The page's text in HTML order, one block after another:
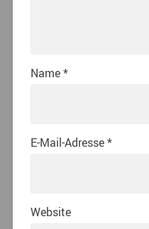
Name*
E-Mail-Adresse*
Website